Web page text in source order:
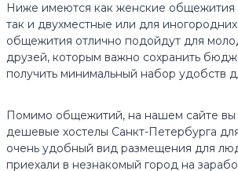
Ниже имеются как женские общежития
так и двухместные или для
общежития отлично подойдут для
друзей, которым важно сохранить
получить минимальный набор удобств
Помимо общежитий, на нашем сайте вы
дешевые хостелы Санкт-Петербурга
очень удобный вид размещения для
приехали в незнакомый город на